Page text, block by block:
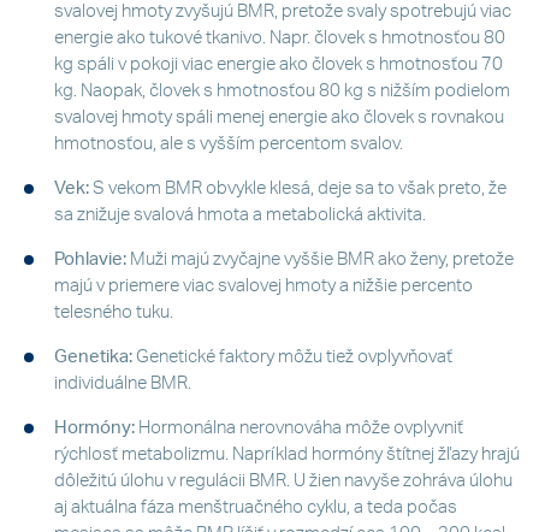
svalovej hmoty zvyšujú BMR, pretože svaly spotrebujú viac
energie ako tukové tkanivo. Napr. človek s hmotnosťou 80
kg spáli v pokoji viac energie ako človek s hmotnosťou 70
kg. Naopak, človek s hmotnosťou 80 kg s nižším podielom
svalovej hmoty spáli menej energie ako človek s rovnakou
hmotnosťou, ale s vyšším percentom svalov.
Vek: S vekom BMR obvykle klesá, deje sa to však preto, že
sa znižuje svalová hmota a metabolická aktivita.
Pohlavie: Muži majú zvyčajne vyššie BMR ako ženy, pretože
majú v priemere viac svalovej hmoty a nižšie percento
telesného tuku.
Genetika: Genetické faktory môžu tiež ovplyvňovať
individuálne BMR.
Hormóny: Hormonálna nerovnováha môže ovplyvniť
rýchlosť metabolizmu. Napríklad hormóny štítnej žľazy hrajú
dôležitú úlohu v regulácii BMR. U žien navyše zohráva úlohu
aj aktuálna fáza menštruačného cyklu, a teda počas